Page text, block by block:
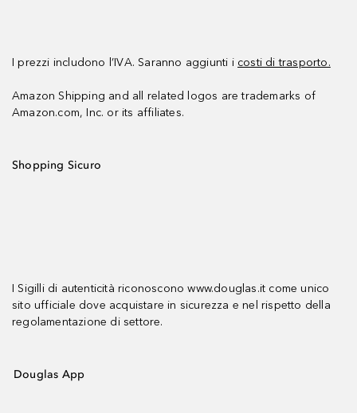
I prezzi includono l’IVA. Saranno aggiunti i costi di trasporto.
Amazon Shipping and all related logos are trademarks of
Amazon.com, Inc. or its affiliates.
Shopping Sicuro
I Sigilli di autenticità riconoscono www.douglas.it come unico
sito ufficiale dove acquistare in sicurezza e nel rispetto della
regolamentazione di settore.
Douglas App